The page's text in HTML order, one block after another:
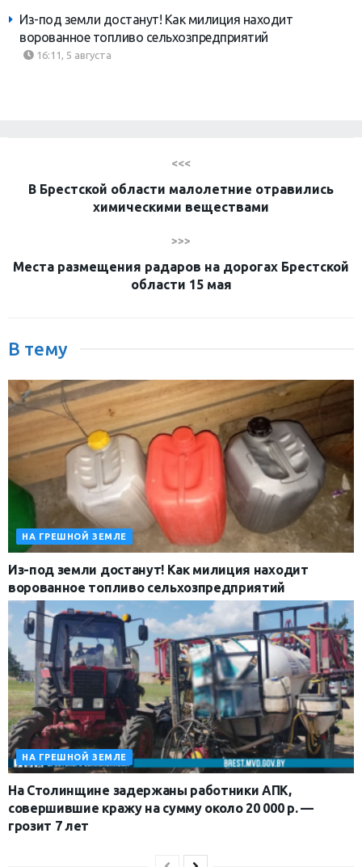
Из-под земли достанут! Как милиция находит
ворованное топливо сельхозпредприятий
16:11, 5 августа
<<<
В Брестской области малолетние отравились
химическими веществами
>>>
Места размещения радаров на дорогах Брестской
области 15 мая
В тему
НА ГРЕШНОЙ ЗЕМЛЕ
Из-под земли достанут! Как милиция находит
ворованное топливо сельхозпредприятий
НА ГРЕШНОЙ ЗЕМЛЕ
На Столинщине задержаны работники АПК,
совершившие кражу на сумму около 20 000 р. —
грозит 7 лет